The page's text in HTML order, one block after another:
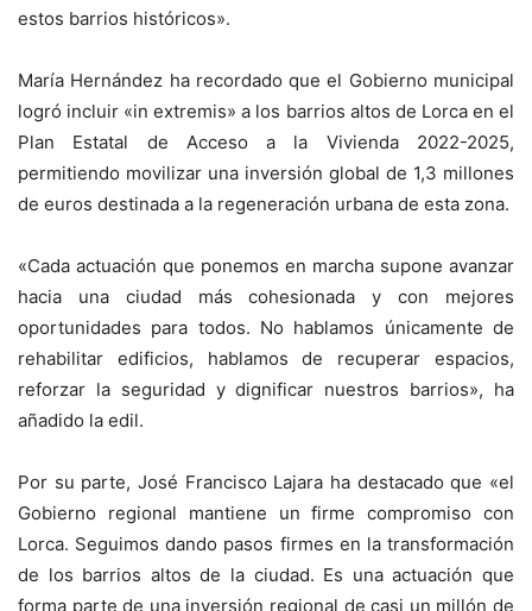
estos barrios históricos».
María Hernández ha recordado que el Gobierno municipal
logró incluir «in extremis» a los barrios altos de Lorca en el
Plan Estatal de Acceso a la Vivienda 2022-2025,
permitiendo movilizar una inversión global de 1,3 millones
de euros destinada a la regeneración urbana de esta zona.
«Cada actuación que ponemos en marcha supone avanzar
hacia una ciudad más cohesionada y con mejores
oportunidades para todos. No hablamos únicamente de
rehabilitar edificios, hablamos de recuperar espacios,
reforzar la seguridad y dignificar nuestros barrios», ha
añadido la edil.
Por su parte, José Francisco Lajara ha destacado que «el
Gobierno regional mantiene un firme compromiso con
Lorca. Seguimos dando pasos firmes en la transformación
de los barrios altos de la ciudad. Es una actuación que
forma parte de una inversión regional de casi un millón de